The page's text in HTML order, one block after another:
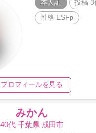
本人証
投稿 3
性格 ESFp
プロフィールを見る
みかん
40代 千葉県 成田市